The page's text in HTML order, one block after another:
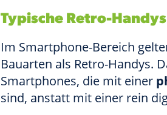
Typische Retro-Handys
Im Smartphone-Bereich
Bauarten als Retro-Handys.
Smartphones, die mit einer
sind, anstatt mit einer rein